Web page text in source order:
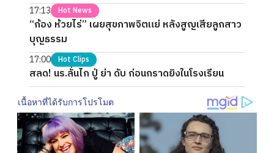
17:13 Hot News
“ก้อง ห้วยไร่” เผยสุขภาพจิตแย่ หลังสูญเสียลูกสาว
บุญธรรม
17:00 Hot Clips
สลด! นร.ลั่นไก ปู่ ย่า ดับ ก่อนกราดยิงในโรงเรียน